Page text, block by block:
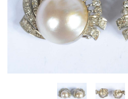
Home
Sobre